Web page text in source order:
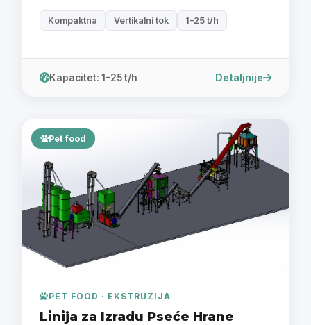
Kompaktna Vertikalni tok 1–25 t/h
Kapacitet: 1–25 t/h Detaljnije
Pet food
PET FOOD · EKSTRUZIJA
Linija za Izradu Pseće Hrane